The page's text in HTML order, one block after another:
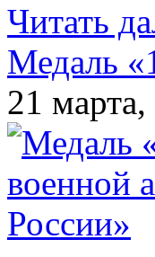
Читать
Медаль
21